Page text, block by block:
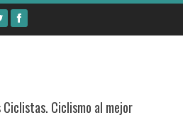
Ciclismo al mejor